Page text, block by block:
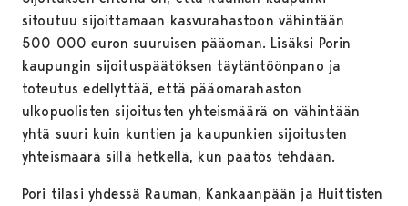
sitoutuu sijoittamaan kasvurahastoon vähintään
500 000 euron suuruisen pääoman. Lisäksi Porin
kaupungin sijoituspäätöksen täytäntöönpano ja
toteutus edellyttää, että pääomarahaston
ulkopuolisten sijoitusten yhteismäärä on vähintään
yhtä suuri kuin kuntien ja kaupunkien sijoitusten
yhteismäärä sillä hetkellä, kun päätös tehdään.
Pori tilasi yhdessä Rauman, Kankaanpään ja Huittisten